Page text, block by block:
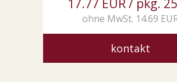
17.77 EUR / pkg.
ohne MwSt. 14.69
kontakt